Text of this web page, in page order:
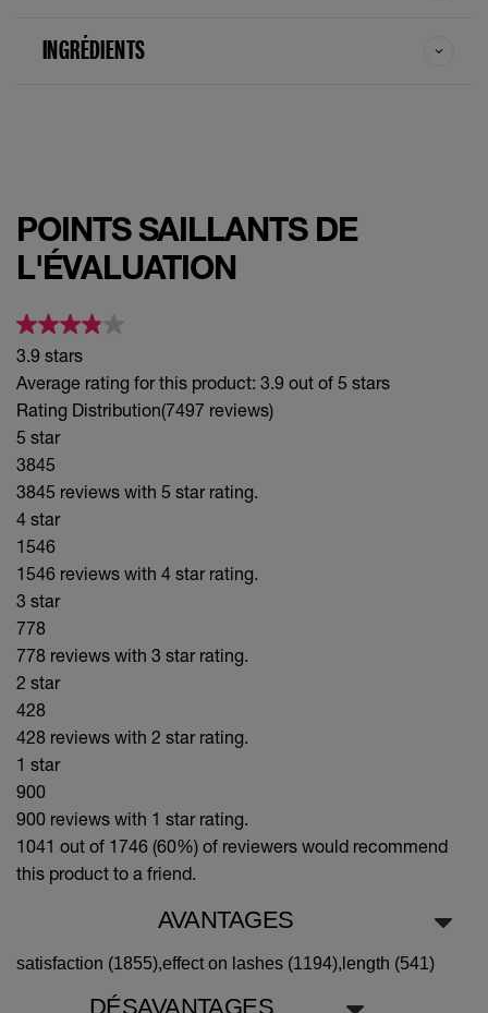
INGRÉDIENTS
POINTS SAILLANTS DE
L'ÉVALUATION
3.9 stars
Average rating for this product: 3.9 out of 5 stars
Rating Distribution(7497 reviews)
5 star
3845
3845 reviews with 5 star rating.
4 star
1546
1546 reviews with 4 star rating.
3 star
778
778 reviews with 3 star rating.
2 star
428
428 reviews with 2 star rating.
1 star
900
900 reviews with 1 star rating.
1041 out of 1746 (60%) of reviewers would recommend
this product to a friend.
AVANTAGES
satisfaction (1855),effect on lashes (1194), length (541)
DÉSAVANTAGES